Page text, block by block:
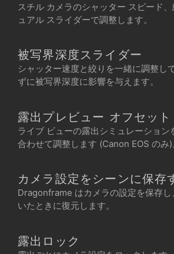
スチル カメラのシャッター スピード
ュアル スライダーで調整します。
被写界深度スライダー
シャッター速度と絞りを一緒に調整し
ずに被写界深度に影響を与えます。
露出プレビュー オフセット
ライブ ビューの露出シミュレーション
合わせて調整します (Canon EOS のみ)
カメラ設定をシーンに保存
Dragonframe はカメラの設定を保存し
いたときに復元します。
露出ロック